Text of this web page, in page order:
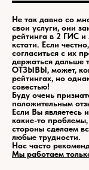
Не так давно со
свои услуги, они
рейтинга в 2 ГИС и
кстати. Если
согласиться с их
держаться
ОТЗЫВЫ, может,
рейтингах, но
совестью!
Буду очень
положительным
Если Вы являетесь
какие-то
стороны сделаем
любые трудности.
Нас часто
Мы работаем